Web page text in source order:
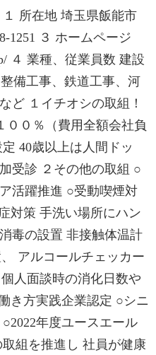
所在地 埼玉県飯能市
1251 ３ ホームページ
４ 業種、従業員数 建設
備工事、鉄道工事、河
ど １イチオシの取組！
００％（費用全額会社負
40歳以上は人間ドッ
受診 ２その他の取組 ○
活躍推進 ○受動喫煙対
対策 手洗い場所にハン
毒の設置 非接触体温計
アルコールチェッカー
人面談時の消化日数や
き方実践企業認定 ○シニ
年度ユースエール
組を推進し 社員が健康